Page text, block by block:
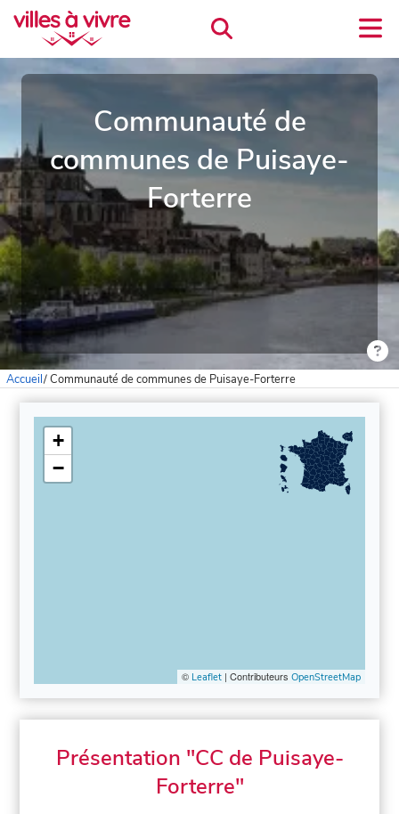
Communauté de
communes de Puisaye-
Forterre
Accueil/Communauté de communes de Puisaye-Forterre
+
−
© Leaflet| Contributeurs OpenStreetMap
Présentation "CC de Puisaye-
Forterre"